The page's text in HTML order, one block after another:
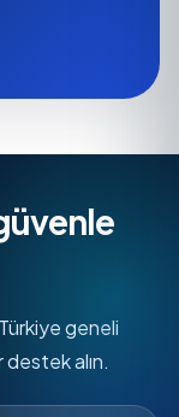
geneli
destek alın.